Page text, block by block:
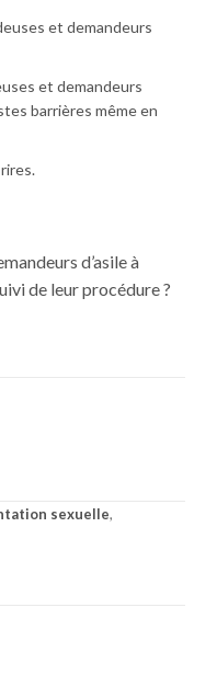
et demandeurs
et demandeurs
barrières même en
d’asile à
de leur procédure ?
sexuelle,